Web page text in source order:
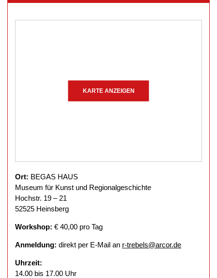
KARTE ANZEIGEN
Ort: BEGAS HAUS
Museum für Kunst und Regionalgeschichte
Hochstr. 19 – 21
52525 Heinsberg
Workshop: € 40,00 pro Tag
Anmeldung: direkt per E-Mail an r-trebels@arcor.de
Uhrzeit:
14.00 bis 17.00 Uhr